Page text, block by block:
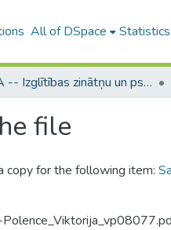
All of DSpace Statistics
A -- Izglītības zinātņu un psiholoģijas fakultāte / Faculty of Education Sciences and Psychology
file
copy for the following item: